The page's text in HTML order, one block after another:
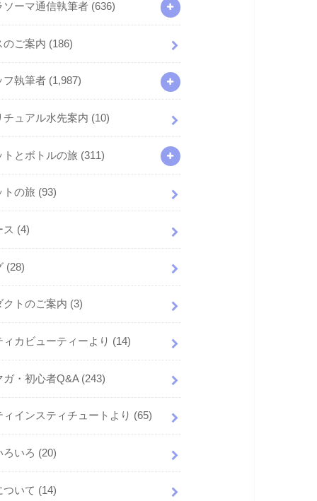
ソーマ通信執筆者 (636)
のご案内 (186)
フ執筆者 (1,987)
チュアル水先案内 (10)
トとボトルの旅 (311)
トの旅 (93)
ス (4)
(28)
クトのご案内 (3)
ィカビューティーより (14)
ガ・初心者Q&A (243)
ィインスティチュートより (65)
ろいろ (20)
ついて (14)